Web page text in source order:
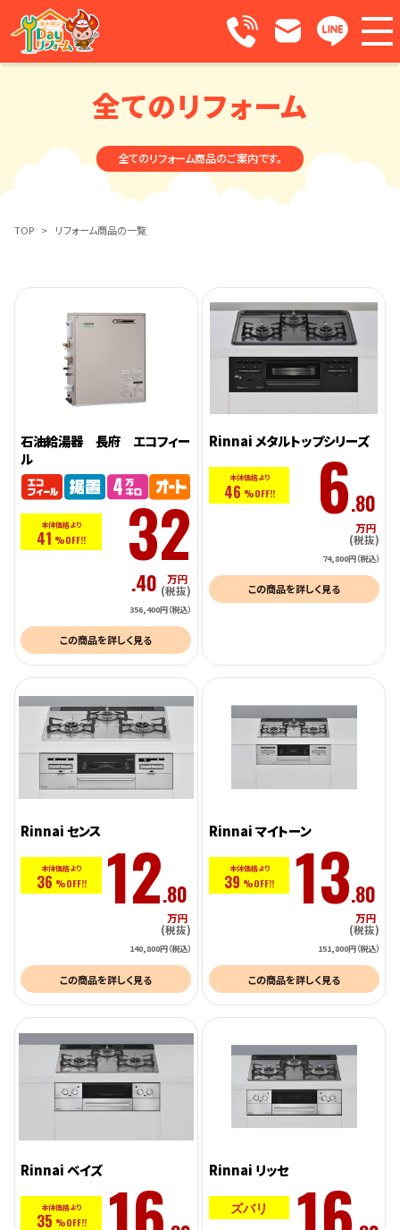
全てのリフォーム
全てのリフォーム商品のご案内です。
TOP > リフォーム商品の一覧
石油給湯器 長府 エコフィー
ル
本体価格より
41 %OFF!! 32
.40
万円
(税抜)
356,400円（税込）
この商品を詳しく見る
Rinnai メタルトップシリーズ
本体価格より
46 %OFF!! 6.80
万円
(税抜)
74,800円（税込）
この商品を詳しく見る
Rinnai センス
本体価格より
36 %OFF!! 12.80
万円
(税抜)
140,800円（税込）
この商品を詳しく見る
Rinnai マイトーン
本体価格より
39 %OFF!! 13.80
万円
(税抜)
151,800円（税込）
この商品を詳しく見る
Rinnai ベイズ
本体価格より
35 %OFF!!
Rinnai リッセ
ズバリ